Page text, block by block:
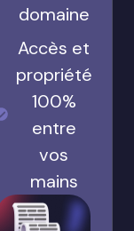
domaine
Accès et
propriété
100%
entre
vos
mains